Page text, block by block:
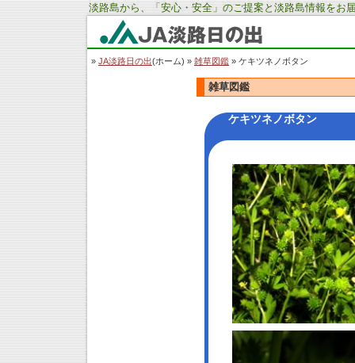
淡路島から、「安心・安全」のご提案と淡路島情報をお
JA淡路日の出
» JA淡路日の出(ホーム) » 雑草図鑑 » ケキツネノボタン
雑草図鑑
ケキツネノボタン